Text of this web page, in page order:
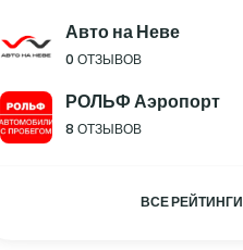
Авто на Неве
0 ОТЗЫВОВ
РОЛЬФ Аэропорт
8 ОТЗЫВОВ
ВСЕ РЕЙТИНГИ